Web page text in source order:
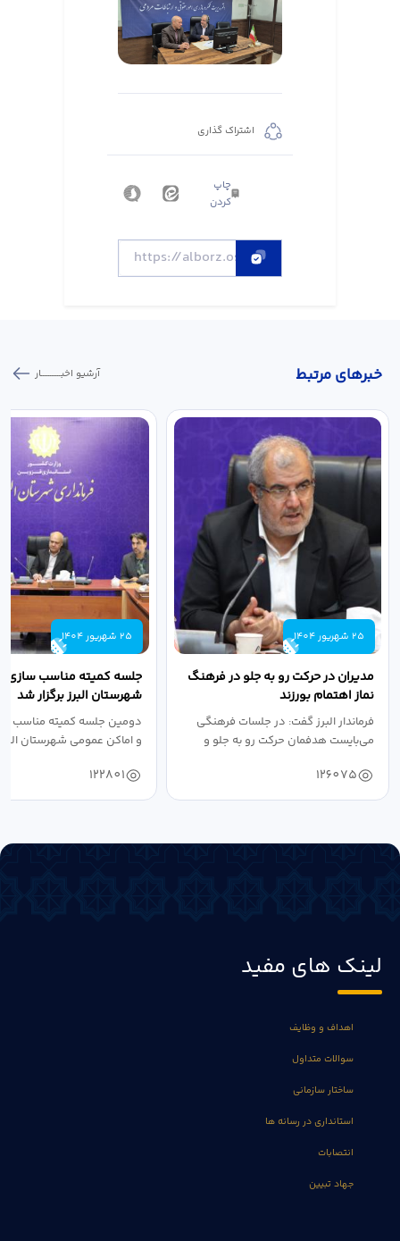
اشتراک گذاری
چاپ
کردن
خبر‌های مرتبط آرشیو اخبـــــــــــار
25 شهریور 1404
مدیران در حرکت رو به جلو در فرهنگ
نماز اهتمام بورزند
فرماندار البرز گفت: در جلسات فرهنگی
می‌بایست هدفمان حرکت رو به جلو و
126075
25 شهریور 1404
جلسه کمیته مناسب سازی
شهرستان البرز برگزار شد
دومین جلسه کمیته مناسب
و اماکن عمومی شهرستان
122801
لینک های مفید
اهداف و وظایف
سوالات متداول
ساختار سازمانی
استانداری در رسانه ها
انتصابات
جهاد تبیین